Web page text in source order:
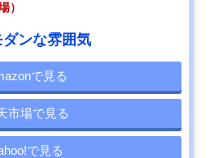
）
ンな雰囲気
で見る
市場で見る
で見る